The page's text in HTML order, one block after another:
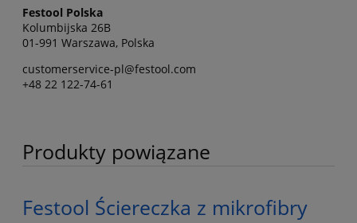
Festool Polska
Kolumbijska 26B
01-991 Warszawa, Polska
customerservice-pl@festool.com
+48 22 122-74-61
Produkty powiązane
Festool Ściereczka z mikrofibry